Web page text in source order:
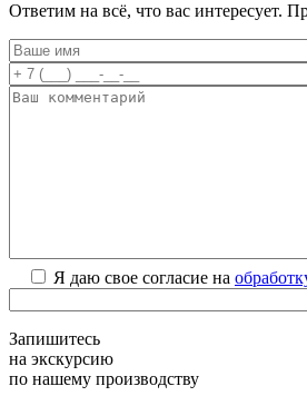
Ответим на всё, что вас интересует.
Я даю свое согласие на
Запишитесь
на экскурсию
по нашему производству